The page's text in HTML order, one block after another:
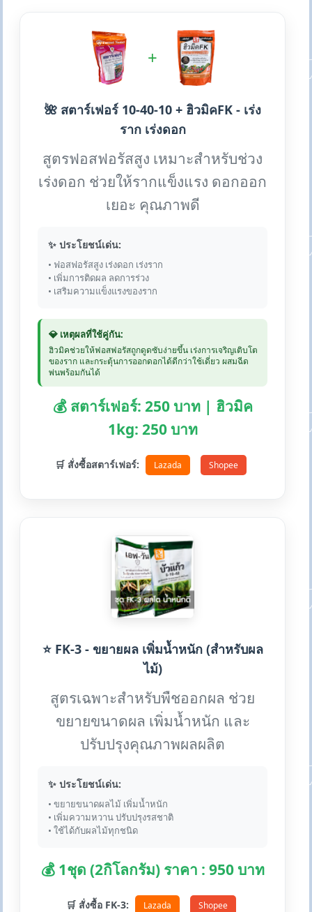
+
🌺 สตาร์เฟอร์ 10-40-10 + ฮิวมิคFK - เร่ง
ราก เร่งดอก
สูตรฟอสฟอรัสสูง เหมาะสำหรับช่วง
เร่งดอก ช่วยให้รากแข็งแรง ดอกออก
เยอะ คุณภาพดี
✨ ประโยชน์เด่น:
• ฟอสฟอรัสสูง เร่งดอก เร่งราก
• เพิ่มการติดผล ลดการร่วง
• เสริมความแข็งแรงของราก
💎 เหตุผลที่ใช้คู่กัน:
ฮิวมิคช่วยให้ฟอสฟอรัสถูกดูดซับง่ายขึ้น เร่งการเจริญเติบโต
ของราก และกระตุ้นการออกดอกได้ดีกว่าใช้เดี่ยว ผสมฉีด
พ่นพร้อมกันได้
💰 สตาร์เฟอร์: 250 บาท | ฮิวมิค
1kg: 250 บาท
🛒 สั่งซื้อสตาร์เฟอร์: Lazada Shopee
⭐ FK-3 - ขยายผล เพิ่มน้ำหนัก (สำหรับผล
ไม้)
สูตรเฉพาะสำหรับพืชออกผล ช่วย
ขยายขนาดผล เพิ่มน้ำหนัก และ
ปรับปรุงคุณภาพผลผลิต
✨ ประโยชน์เด่น:
• ขยายขนาดผลไม้ เพิ่มน้ำหนัก
• เพิ่มความหวาน ปรับปรุงรสชาติ
• ใช้ได้กับผลไม้ทุกชนิด
💰 1ชุด (2กิโลกรัม) ราคา : 950 บาท
🛒 สั่งซื้อ FK-3: Lazada Shopee